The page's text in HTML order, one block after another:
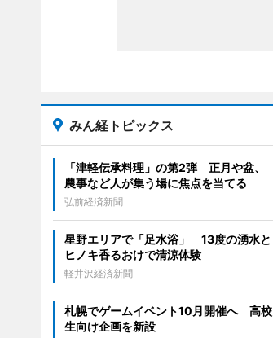
みん経トピックス
「津軽伝承料理」の第2弾 正月や盆、
農事など人が集う場に焦点を当てる
弘前経済新聞
星野エリアで「足水浴」 13度の湧水と
ヒノキ香るおけで清涼体験
軽井沢経済新聞
札幌でゲームイベント10月開催へ 高校
生向け企画を新設